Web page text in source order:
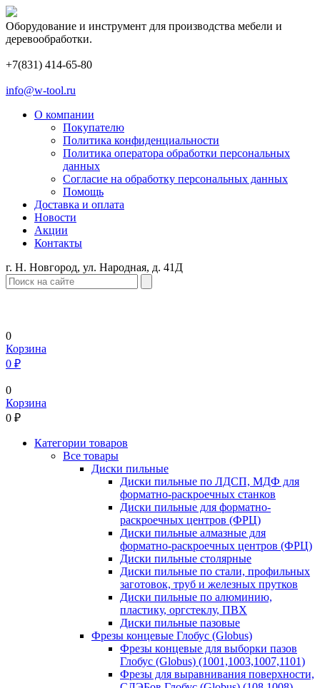
Оборудование и инструмент для производства мебели и
деревообработки.
+7(831) 414-65-80
info@w-tool.ru
О компании
Покупателю
Политика конфиденциальности
Политика оператора обработки персональных
данных
Согласие на обработку персональных данных
Помощь
Доставка и оплата
Новости
Акции
Контакты
г. Н. Новгород, ул. Народная, д. 41Д
0
Корзина
0 ₽
0
Корзина
0 ₽
Категории товаров
Все товары
Диски пильные
Диски пильные по ЛДСП, МДФ для
форматно-раскроечных станков
Диски пильные для форматно-
раскроечных центров (ФРЦ)
Диски пильные алмазные для
форматно-раскроечных центров (ФРЦ)
Диски пильные столярные
Диски пильные по стали, профильных
заготовок, труб и железных прутков
Диски пильные по алюминию,
пластику, оргстеклу, ПВХ
Диски пильные пазовые
Фрезы концевые Глобус (Globus)
Фрезы концевые для выборки пазов
Глобус (Globus) (1001,1003,1007,1101)
Фрезы для выравнивания поверхности,